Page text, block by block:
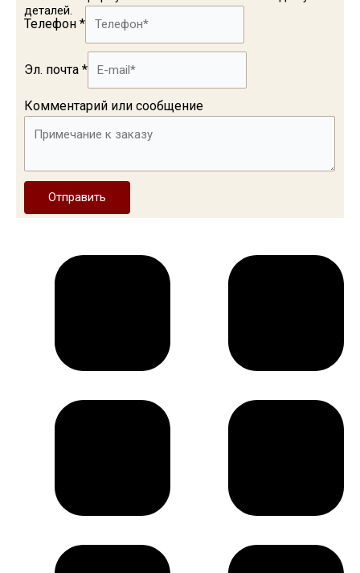
деталей.
Телефон *
Эл. почта *
Комментарий или сообщение
Отправить